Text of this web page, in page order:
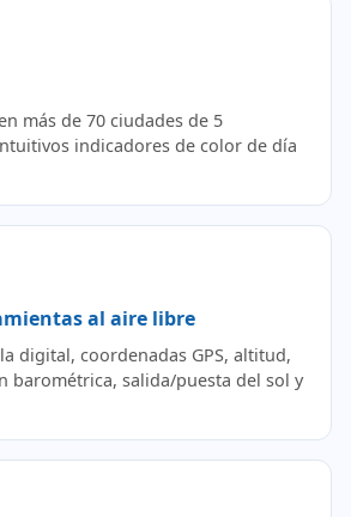
más de 70 ciudades de 5
indicadores de color de día
al aire libre
digital, coordenadas GPS, altitud,
barométrica, salida/puesta del sol y